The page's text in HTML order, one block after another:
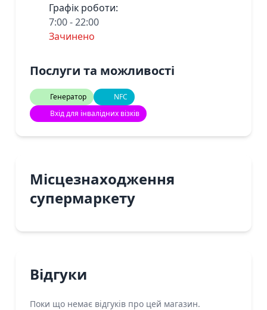
Графік роботи:
7:00 - 22:00
Зачинено
Послуги та можливості
Генератор
NFC
Вхід для інвалідних візків
Місцезнаходження
супермаркету
Відгуки
Поки що немає відгуків про цей магазин.